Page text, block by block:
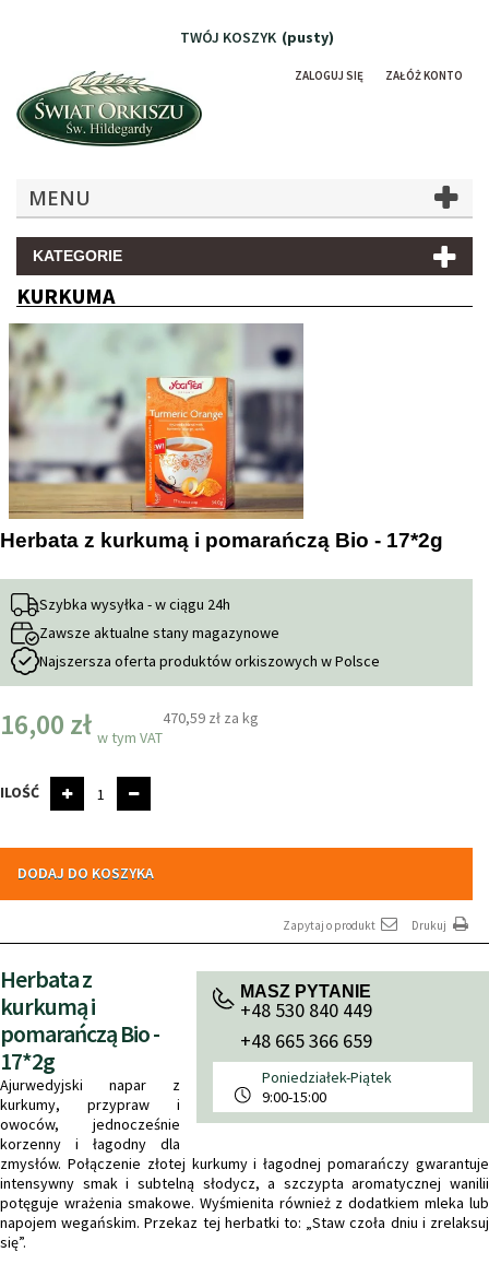
TWÓJ KOSZYK (pusty)
ZALOGUJ SIĘ ZAŁÓŻ KONTO
MENU
KATEGORIE
KURKUMA
Herbata z kurkumą i pomarańczą Bio - 17*2g
Szybka wysyłka - w ciągu 24h
Zawsze aktualne stany magazynowe
Najszersza oferta produktów orkiszowych w Polsce
16,00 zł w tym VAT
470,59 zł za kg
ILOŚĆ
DODAJ DO KOSZYKA
Zapytaj o produkt Drukuj
MASZ PYTANIE
+48 530 840 449
+48 665 366 659
Poniedziałek-Piątek
9:00-15:00
Herbata z
kurkumą i
pomarańczą Bio -
17*2g
Ajurwedyjski napar z
kurkumy, przypraw i
owoców, jednocześnie
korzenny i łagodny dla
zmysłów. Połączenie złotej kurkumy i łagodnej pomarańczy gwarantuje
intensywny smak i subtelną słodycz, a szczypta aromatycznej wanilii
potęguje wrażenia smakowe. Wyśmienita również z dodatkiem mleka lub
napojem wegańskim. Przekaz tej herbatki to: „Staw czoła dniu i zrelaksuj
się”.